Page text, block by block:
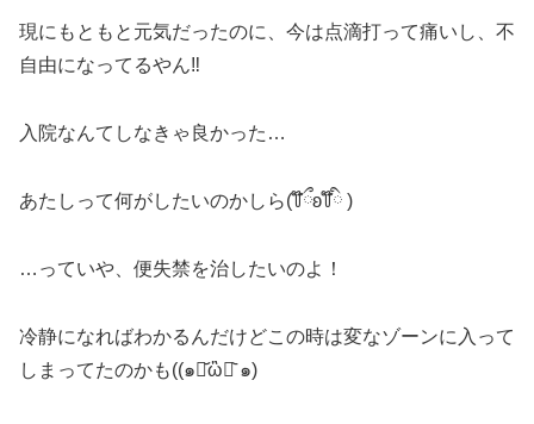
現にもともと元気だったのに、今は点滴打って痛いし、不
自由になってるやん‼︎
入院なんてしなきゃ良かった…
あたしって何がしたいのかしら(꒦ྀʚ꒦ི )
… っていや、便失禁を治したいのよ！
冷静になればわかるんだけどこの時は変なゾーンに入って
しまってたのかも((๑･᷄ὢ･ ๑)